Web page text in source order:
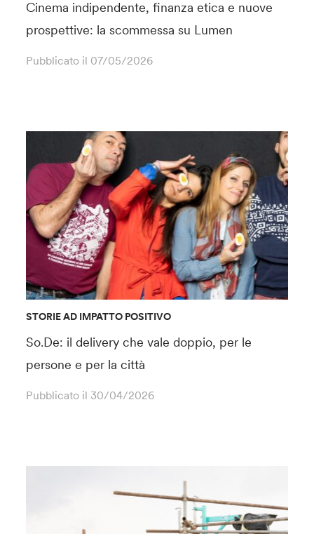
Cinema indipendente, finanza etica e nuove
prospettive: la scommessa su Lumen
Pubblicato il 07/05/2026
STORIE AD IMPATTO POSITIVO
So.De: il delivery che vale doppio, per le
persone e per la città
Pubblicato il 30/04/2026